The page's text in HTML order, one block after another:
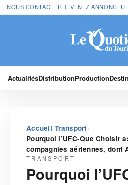
NOUS CONTACTERDEVENEZ
ActualitésDistributionProduction
Accueil›Transport ›
Pourquoi l’UFC-Que Choisir
compagnies aériennes, dont
TRANSPORT
Pourquoi